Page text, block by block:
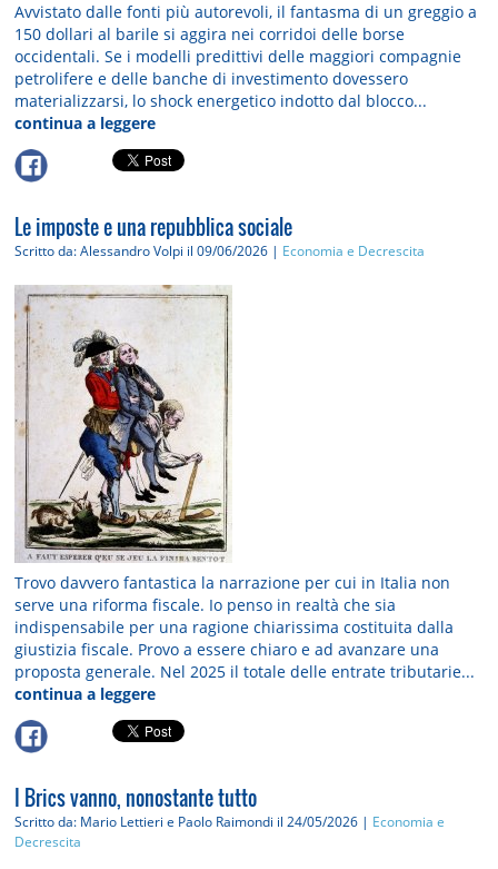
Avvistato dalle fonti più autorevoli, il fantasma di un greggio a
150 dollari al barile si aggira nei corridoi delle borse
occidentali. Se i modelli predittivi delle maggiori compagnie
petrolifere e delle banche di investimento dovessero
materializzarsi, lo shock energetico indotto dal blocco...
continua a leggere
Le imposte e una repubblica sociale
Scritto da: Alessandro Volpi il 09/06/2026 | Economia e Decrescita
Trovo davvero fantastica la narrazione per cui in Italia non
serve una riforma fiscale. Io penso in realtà che sia
indispensabile per una ragione chiarissima costituita dalla
giustizia fiscale. Provo a essere chiaro e ad avanzare una
proposta generale. Nel 2025 il totale delle entrate tributarie...
continua a leggere
I Brics vanno, nonostante tutto
Scritto da: Mario Lettieri e Paolo Raimondi il 24/05/2026 | Economia e
Decrescita